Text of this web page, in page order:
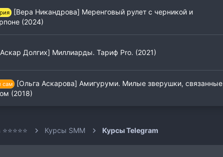
[Вера Никандрова] Меренговый рулет с черникой и
(2024)
Долгих] Миллиарды. Тариф Pro. (2021)
сам
[Ольга Аскарова] Амигуруми. Милые зверушки, связанные
(2018)
Курсы SMM Курсы Telegram